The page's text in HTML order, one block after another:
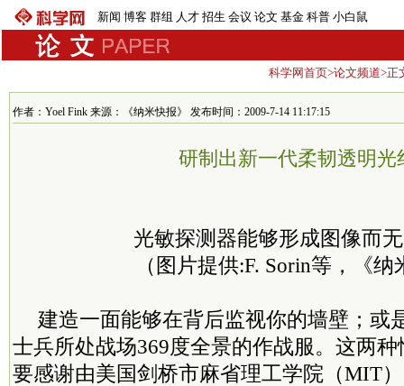
新闻 博客 群组 人才 招生 会议 论文 基金 科普 小白鼠
科学网首页>论文频道>正
作者：Yoel Fink 来源：《纳米快报》 发布时间：2009-7-14 11:17:15
研制出新一代柔韧透明光
光敏探测器能够形成图像而
（图片提供:F. Sorin等，《
建造一面能够在背后监视你的墙壁；或
士兵所处战场369度全景的作战服。这两
要感谢由美国剑桥市麻省理工学院（MIT